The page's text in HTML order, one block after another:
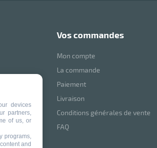
vos commandes
Mon compte
La commande
Paiement
Livraison
Conditions générales de vente
FAQ
devices
partners,
of us, or
programs,
and